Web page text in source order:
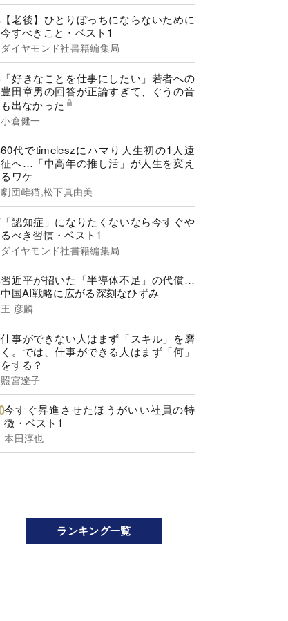
【老後】ひとりぼっちにならないために
今すべきこと・ベスト1
ダイヤモンド社書籍編集局
「好きなことを仕事にしたい」若者への
豊田章男の回答が正論すぎて、ぐうの音
も出なかった
小倉健一
60代でtimeleszにハマり人生初の1人遠
征へ…「中高年の推し活」が人生を変え
るワケ
劇団雌猫,松下真由美
「認知症」になりたくないなら今すぐや
るべき習慣・ベスト1
ダイヤモンド社書籍編集局
習近平が招いた「半導体不足」の代償…
中国AI戦略に広がる深刻なひずみ
王 彦麟
仕事ができない人はまず「スキル」を磨
く。では、仕事ができる人はまず「何」
をする？
照宮遼子
今すぐ昇進させたほうがいい社員の特
徴・ベスト1
本田淳也
ランキング一覧